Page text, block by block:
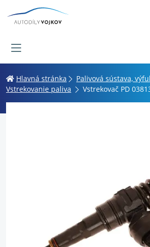
Hlavná stránka
Palivová sústava,
Vstrekovanie paliva
Vstrekovač PD